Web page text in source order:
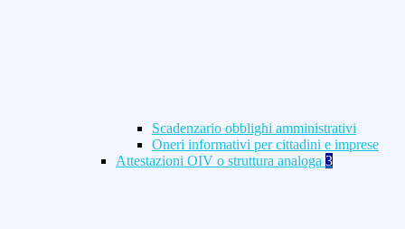
Scadenzario obblighi amministrativi
Oneri informativi per cittadini e imprese
Attestazioni OIV o struttura analoga 3